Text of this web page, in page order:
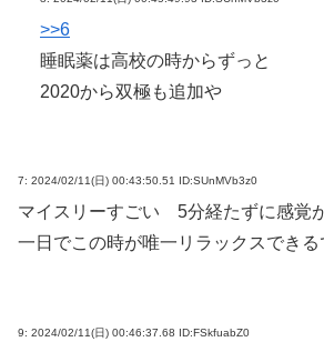
>>6
睡眠薬は高校の時からずっと
2020から双極も追加や
7: 2024/02/11(日) 00:43:50.51 ID:SUnMVb3z0
マイスリーすごい 5分経たずに感覚
一日でこの時が唯一リラックスできる
9: 2024/02/11(日) 00:46:37.68 ID:FSkfuabZ0